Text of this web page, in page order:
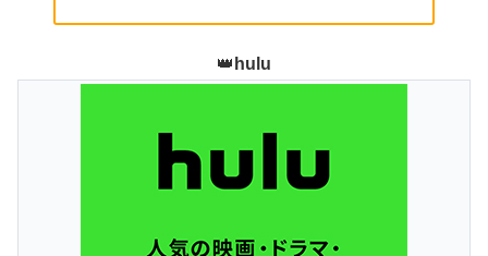
👑 hulu